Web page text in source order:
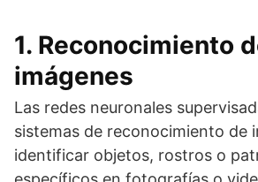
1. Reconocimiento
imágenes
Las redes neuronales
sistemas de reconocimiento de
identificar objetos, rostros o